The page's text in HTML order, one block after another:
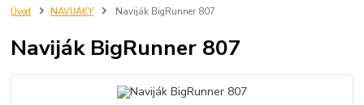
Úvod NAVIJÁKY Naviják BigRunner 807
Naviják BigRunner 807